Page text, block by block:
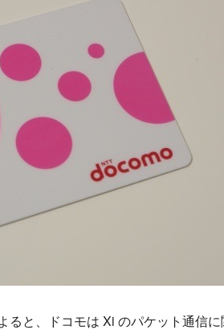
ると、ドコモは Xi のパケット通信